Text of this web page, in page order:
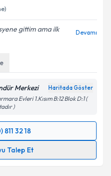
gittim ama ilk
Devamı
Merkezi Haritada Göster
Evleri 1.Kısım B:12 Blok D:1 (
)
811 32 18
Talep Et